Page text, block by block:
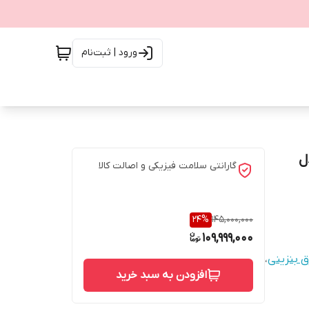
ورود | ثبت‌نام
مدل
بنزینی،
گارانتی سلامت فیزیکی و اصالت کالا
145,000,000
24%
109,999,000
افزودن به سبد خرید